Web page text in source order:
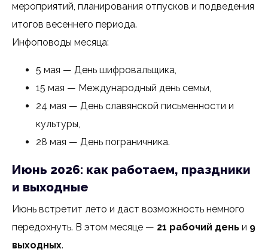
мероприятий, планирования отпусков и подведения
итогов весеннего периода.
Инфоповоды месяца:
5 мая — День шифровальщика,
15 мая — Международный день семьи,
24 мая — День славянской письменности и
культуры,
28 мая — День пограничника.
Июнь 2026: как работаем, праздники
и выходные
Июнь встретит лето и даст возможность немного
передохнуть. В этом месяце — 21 рабочий день и 9
выходных.